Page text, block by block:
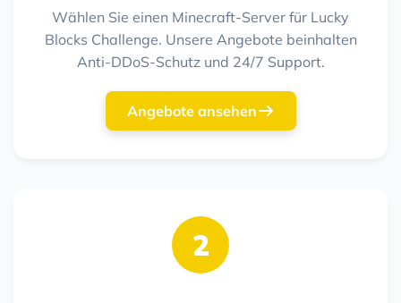
Wählen Sie einen Minecraft-Server für Lucky
Blocks Challenge. Unsere Angebote beinhalten
Anti-DDoS-Schutz und 24/7 Support.
Angebote ansehen
2